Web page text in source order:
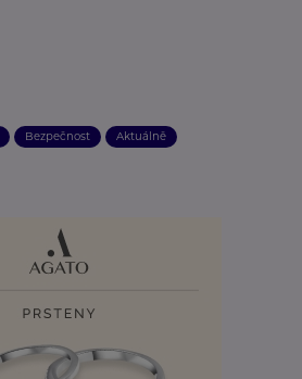
Bezpečnost Aktuálně